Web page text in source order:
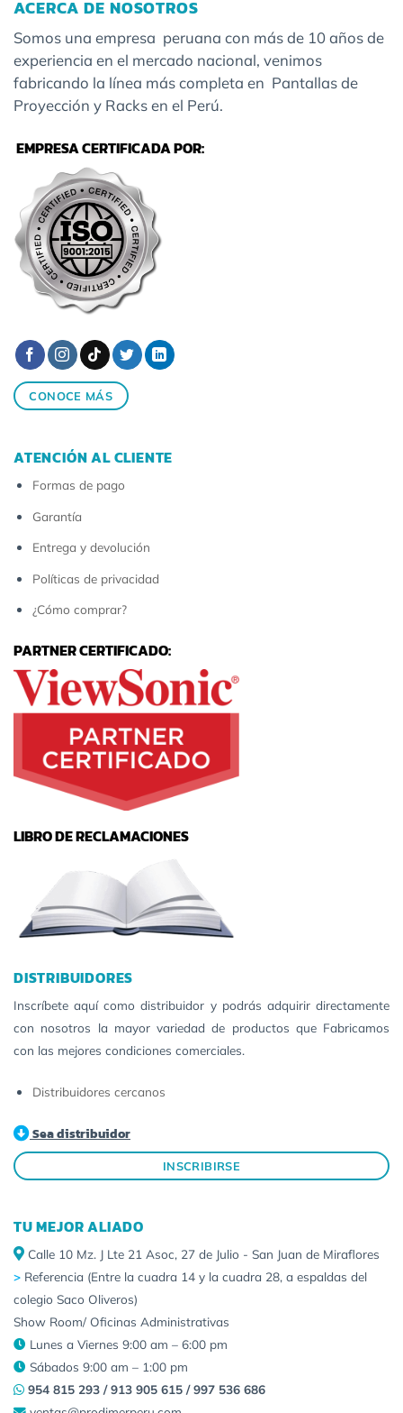
ACERCA DE NOSOTROS
Somos una empresa peruana con más de 10 años de
experiencia en el mercado nacional, venimos
fabricando la línea más completa en Pantallas de
Proyección y Racks en el Perú.
EMPRESA CERTIFICADA POR:
CONOCE MÁS
ATENCIÓN AL CLIENTE
Formas de pago
Garantía
Entrega y devolución
Políticas de privacidad
¿Cómo comprar?
PARTNER CERTIFICADO:
LIBRO DE RECLAMACIONES
DISTRIBUIDORES
Inscríbete aquí como distribuidor y podrás adquirir directamente
con nosotros la mayor variedad de productos que Fabricamos
con las mejores condiciones comerciales.
Distribuidores cercanos
Sea distribuidor
INSCRIBIRSE
TU MEJOR ALIADO
Calle 10 Mz. J Lte 21 Asoc, 27 de Julio - San Juan de Miraflores
> Referencia (Entre la cuadra 14 y la cuadra 28, a espaldas del
colegio Saco Oliveros)
Show Room/ Oficinas Administrativas
Lunes a Viernes 9:00 am – 6:00 pm
Sábados 9:00 am – 1:00 pm
954 815 293 / 913 905 615 / 997 536 686